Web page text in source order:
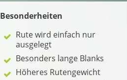
Besonderheiten
Rute wird einfach nur
ausgelegt
Besonders lange Blanks
Höheres Rutengewicht